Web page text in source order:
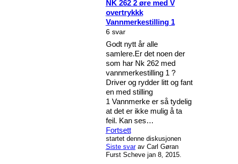
NK 262 2 øre med V
overtrykkk
Vannmerkestilling 1
6 svar
Godt nytt år alle
samlere.Er det noen der
som har Nk 262 med
vannmerkestilling 1 ?
Driver og rydder litt og fant
en med stilling
1 Vannmerke er så tydelig
at det er ikke mulig å ta
feil. Kan ses…
Fortsett
startet denne diskusjonen
Siste svarav Carl Gøran
Furst Scheve jan 8, 2015.